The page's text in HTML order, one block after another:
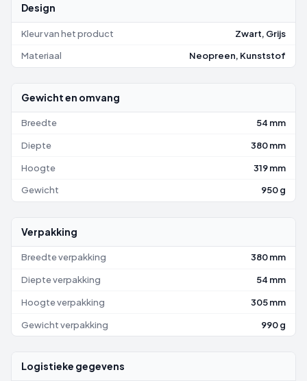
Design
Kleur van het product Zwart, Grijs
Materiaal Neopreen, Kunststof
Gewicht en omvang
Breedte 54 mm
Diepte 380 mm
Hoogte 319 mm
Gewicht 950 g
Verpakking
Breedte verpakking 380 mm
Diepte verpakking 54 mm
Hoogte verpakking 305 mm
Gewicht verpakking 990 g
Logistieke gegevens